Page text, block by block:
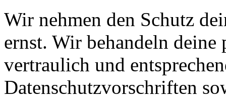
Wir nehmen den Schutz
ernst. Wir behandeln deine
vertraulich und
Datenschutzvorschriften